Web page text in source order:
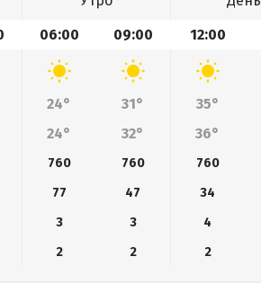
06:00 09:00 12:00
24° 31° 35°
24° 32° 36°
760 760 760
77 47 34
3 3 4
2 2 2